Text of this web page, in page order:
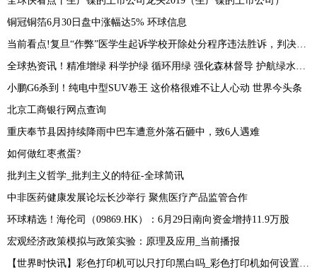
铜冠铜箔6月30日盘中涨幅达5% 环球信息
当前看点!复旦“作弊”医学生起诉学校开除处分程序违法胜诉，判决生效后被第二次开除
全球热资讯！精准增绿 科学护绿 循环用绿 强化森林督导 护航绿水青山
小鹏G6杀到！纯电中型SUV卷王 这价格很难不让人心动 世界今头条
北京工商银行网点查询
重庆奉节县因持续降雨中巴车遭意外落石砸中，致6人遇难
如何做红枣煮蛋?
批判主义哲学_批判主义的特征-全球简讯
中非医药健康发展论坛长沙举行 聚焦医疗产品监管合作
环球精选！海伦司（09869.HK）：6月29日南向资金增持11.9万股
宏观经济政策模拟与政策实验：原理及应用_当前播报
【世界时快讯】彩色打印机可以只打印黑白吗_彩色打印机如何设置黑白打印